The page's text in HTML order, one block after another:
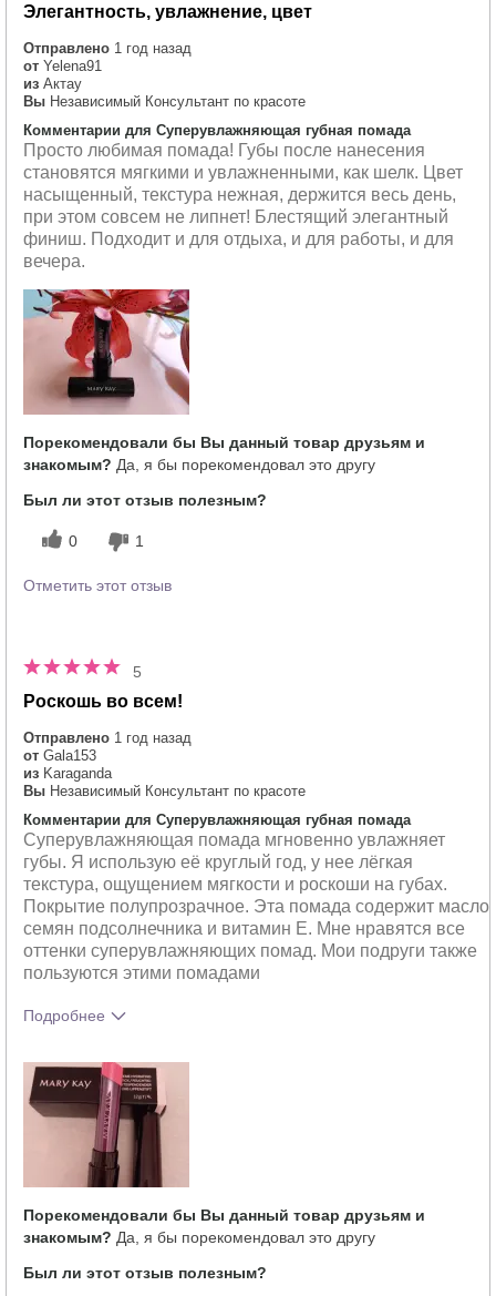
Элегантность, увлажнение, цвет
Отправлено 1 год назад
от Yelena91
из Актау
Вы Независимый Консультант по красоте
Комментарии для Суперувлажняющая губная помада
Просто любимая помада! Губы после нанесения
становятся мягкими и увлажненными, как шелк. Цвет
насыщенный, текстура нежная, держится весь день,
при этом совсем не липнет! Блестящий элегантный
финиш. Подходит и для отдыха, и для работы, и для
вечера.
Порекомендовали бы Вы данный товар друзьям и
знакомым? Да, я бы порекомендовал это другу
Был ли этот отзыв полезным?
0 1
Отметить этот отзыв
5
Роскошь во всем!
Отправлено 1 год назад
от Gala153
из Karaganda
Вы Независимый Консультант по красоте
Комментарии для Суперувлажняющая губная помада
Суперувлажняющая помада мгновенно увлажняет
губы. Я использую её круглый год, у нее лёгкая
текстура, ощущением мягкости и роскоши на губах.
Покрытие полупрозрачное. Эта помада содержит масло
семян подсолнечника и витамин Е. Мне нравятся все
оттенки суперувлажняющих помад. Мои подруги также
пользуются этими помадами
Подробнее
продукта?
Как отличается опыт использования
этого продукта от декоративной
косметики других брендов?
Порекомендовали бы Вы данный товар друзьям и
знакомым? Да, я бы порекомендовал это другу
Был ли этот отзыв полезным?